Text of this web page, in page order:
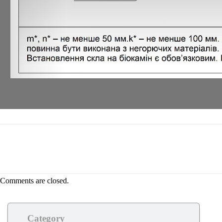
Comments are closed.
Category